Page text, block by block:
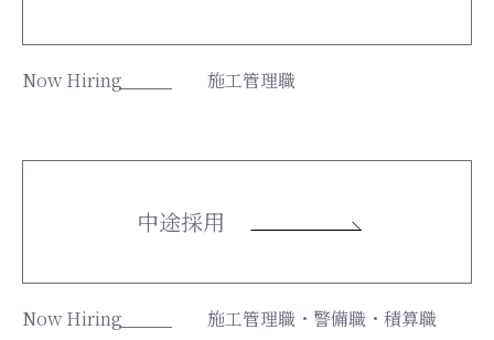
Now Hiring 施工管理職
中途採用
Now Hiring 施工管理職・警備職・積算職